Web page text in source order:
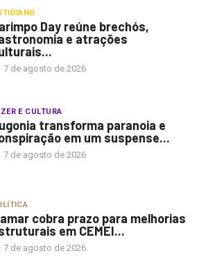
Day reúne brechós,
e atrações
7 de agosto de 2026
E CULTURA
transforma paranoia e
em um suspense...
7 de agosto de 2026
cobra prazo para melhorias
em CEMEI...
7 de agosto de 2026